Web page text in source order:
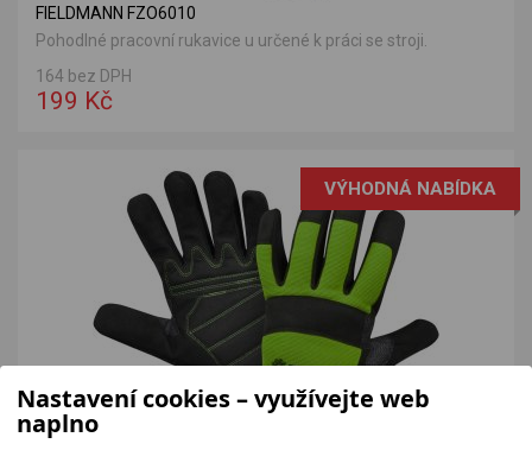
FIELDMANN FZO6010
Pohodlné pracovní rukavice u určené k práci se stroji.
164 bez DPH
199 Kč
VÝHODNÁ NABÍDKA
Nastavení cookies – využívejte web
naplno